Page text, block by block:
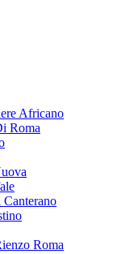
Africano
Roma
Roma